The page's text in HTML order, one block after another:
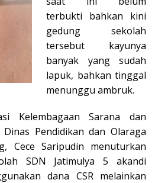
terbukti bahkan kini
gedung sekolah
tersebut kayunya
banyak yang sudah
lapuk, bahkan tinggal
menunggu ambruk.
Kelembagaan Sarana dan
Pendidikan dan Olaraga
Cece Saripudin menuturkan
SDN Jatimulya 5 akandi
dana CSR melainkan